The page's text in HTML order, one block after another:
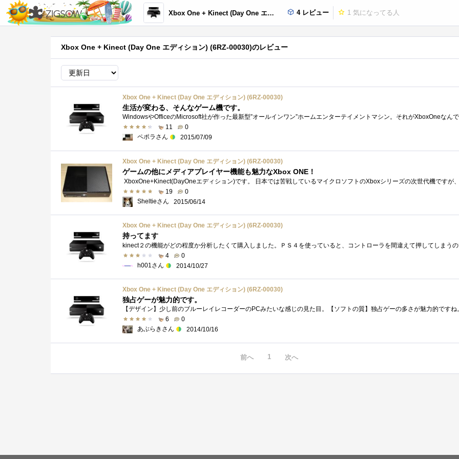
Xbox One + Kinect (Day One エディション) (6RZ-00030) 4 レビュー 1 気になってる人
Xbox One + Kinect (Day One エディション) (6RZ-00030)のレビュー
Xbox One + Kinect (Day One エディション) (6RZ-00030)
生活が変わる、そんなゲーム機です。
11
0
ペポラさん
2015/07/09
Xbox One + Kinect (Day One エディション) (6RZ-00030)
ゲームの他にメディアプレイヤー機能も魅力なXbox ONE！
19
0
Sheltieさん
2015/06/14
Xbox One + Kinect (Day One エディション) (6RZ-00030)
持ってます
4
0
h001さん
2014/10/27
Xbox One + Kinect (Day One エディション) (6RZ-00030)
独占ゲーが魅力的です。
6
0
あぶらきさん
2014/10/16
前へ 1 次へ